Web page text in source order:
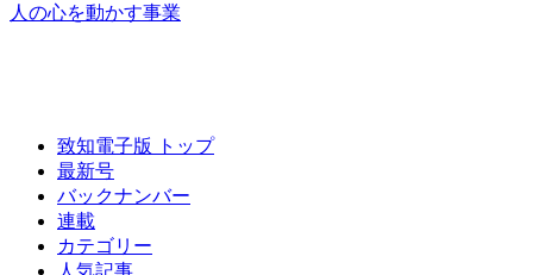
人の心を動かす事業
致知電子版 トップ
最新号
バックナンバー
連載
カテゴリー
人気記事